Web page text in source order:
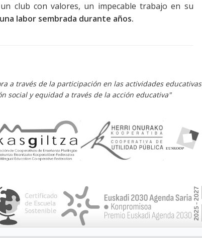
club con valores, un impecable trabajo en su
labor sembrada durante años.
a través de la participación en las actividades
social y equidad a través de la acción educativa"